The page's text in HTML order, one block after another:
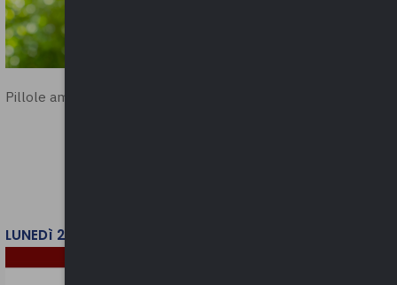
Pillole ambientali | 2026
LUNEDì 2 FEBBRAIO 2026